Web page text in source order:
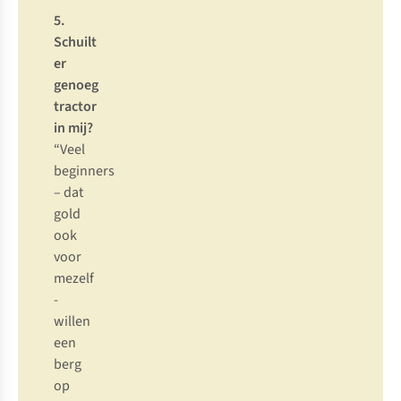
5.
Schuilt
er
genoeg
tractor
in mij?
“Veel
beginners
–dat
gold
ook
voor
mezelf
-
willen
een
berg
op